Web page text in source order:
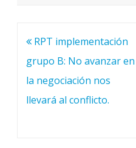
Navegación
de
entradas
RPT implementación
grupo B: No avanzar en
la negociación nos
llevará al conflicto.